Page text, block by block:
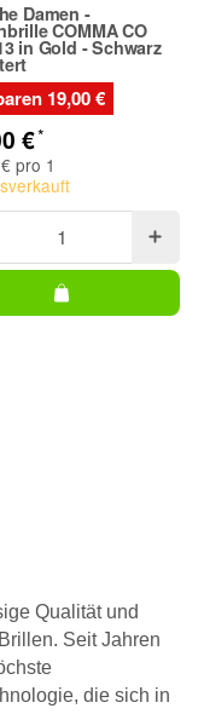
Damen -
COMMA CO
in Gold - Schwarz
19,00 €
€*
pro 1
Qualität und
Seit Jahren
die sich in